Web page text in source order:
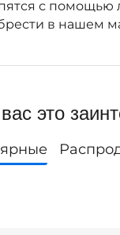
с помощью
в нашем
это